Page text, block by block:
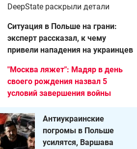
DeepState раскрыли детали
Ситуация в Польше на грани:
эксперт рассказал, к чему
привели нападения на украинцев
"Москва ляжет": Мадяр в день
своего рождения назва л 5
условий завершения войны
Антиукраинские
погромы в Польше
усилятся, Варшава